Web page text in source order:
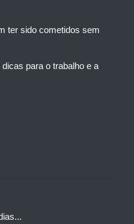
ter sido cometidos sem
para o trabalho e a